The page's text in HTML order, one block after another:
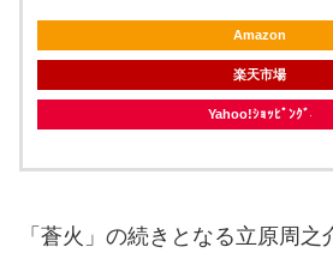
Amazon
楽天市場
Yahoo!ｼｮｯﾋﾟﾝｸﾞ
「蒼火」の続きとなる立原周